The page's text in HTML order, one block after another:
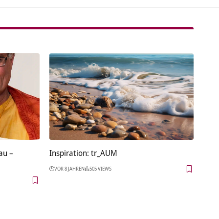
–
Inspiration: tr_AUM
VOR 8 JAHREN 505 VIEWS